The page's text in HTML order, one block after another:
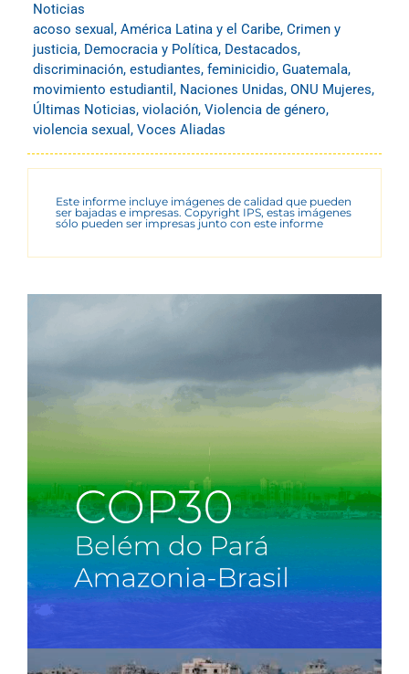
Noticias
acoso sexual , América Latina y el Caribe, Crimen y
justicia, Democracia y Política, Destacados,
discriminación, estudiantes, feminicidio, Guatemala,
movimiento estudiantil , Naciones Unidas, ONU Mujeres,
Últimas Noticias, violación, Violencia de género,
violencia sexual , Voces Aliadas
Este informe incluye imágenes de calidad que pueden
ser bajadas e impresas. Copyright IPS, estas imágenes
sólo pueden ser impresas junto con este informe